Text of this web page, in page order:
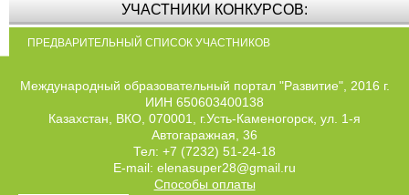
УЧАСТНИКИ КОНКУРСОВ:
ПРЕДВАРИТЕЛЬНЫЙ СПИСОК УЧАСТНИКОВ
Международный образовательный портал "Развитие", 2016 г.
ИИН 650603400138
Казахстан, ВКО, 070001, г.Усть-Каменогорск, ул. 1-я
Автогаражная, 36
Тел: +7 (7232) 51-24-18
E-mail: elenasuper28@gmail.ru
Способы оплаты